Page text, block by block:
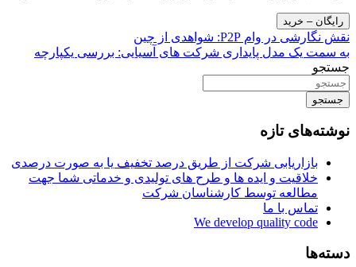
رایگان – خرید
راهبری
نوشته
نقش نگارشی در وام P2P: شواهدی از چین
به سمت یک مدل پایداری شرکت های آسیایی: بررسی یکپارچه
جستجو
جستجو
نوشته‌های تازه
بازاریابی شرکت از طریق درصد تخفیف یا به صورت درصدی
خلاقیت و ایده ها و طرح های تولیدی و خدماتی شما جهت
مطالعه توسط کارشناسان شرکت
تماس با ما
We develop quality code
دسته‌ها